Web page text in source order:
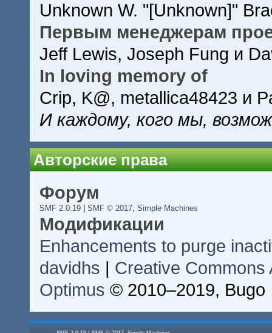
Unknown W. "[Unknown]"
Первым менеджерам
Jeff Lewis, Joseph Fung и
In loving memory of
Crip, K@, metallica48423 и
И каждому, кого мы,
Авторские права
Форум
SMF 2.0.19| SMF © 2017, Simple Machines
Модификации
Enhancements to purge
davidhs | Creative Commons
Optimus © 2010–2019, Bugo